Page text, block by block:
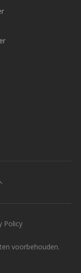
voorbehouden.
Policy